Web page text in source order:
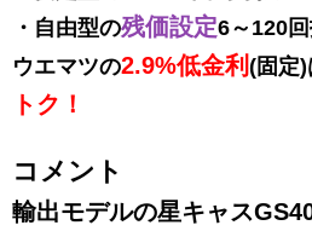
・自由型の残価設定6～120回
ウエマツの2.9%低金利 (固定)
トク！
コメント
輸出モデルの星キャス